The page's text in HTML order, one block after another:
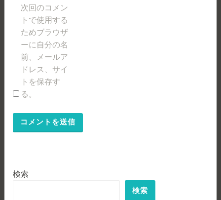
次回のコメン
トで使用する
ためブラウザ
ーに自分の名
前、メールア
ドレス、サイ
トを保存す
る。
検索
検索